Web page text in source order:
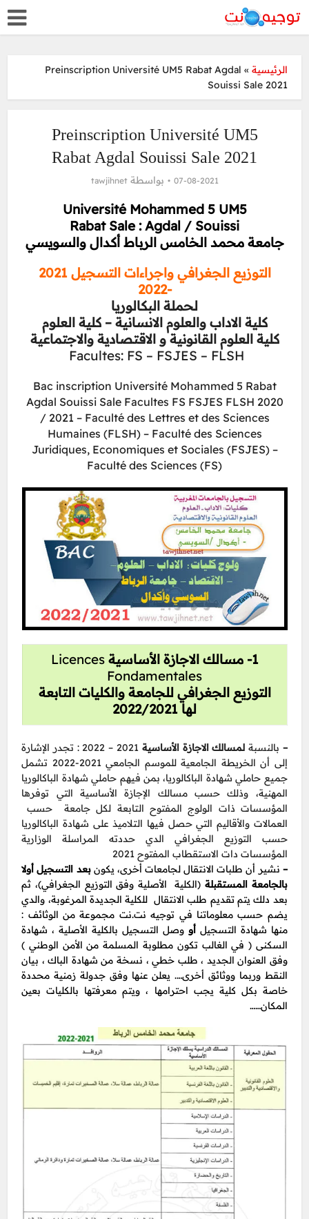
الرئيسية »
Preinscription Université UM5 Rabat Agdal
Souissi Sale 2021
Preinscription Université UM5
Rabat Agdal Souissi Sale 2021
07-08-2021 بواسطةtawjihnet
Université Mohammed 5 UM5
Rabat Sale : Agdal / Souissi
جامعة محمد الخامس الرباط أكدال والسويسي
التوزيع الجغرافي واجراءات التسجيل 2021
-2022
لحملة البكالوريا
كلية الاداب والعلوم الانسانية – كلية العلوم
كلية العلوم القانونية و الاقتصادية والاجتماعية
Facultes: FS – FSJES – FLSH
Bac inscription Université Mohammed 5 Rabat
Agdal Souissi Sale Facultes FS FSJES FLSH 2020
/ 2021 – Faculté des Lettres et des Sciences
Humaines (FLSH) – Faculté des Sciences
Juridiques, Economiques et Sociales (FSJES) –
Faculté des Sciences (FS)
1- مسالك الاجازة الأساسية
Licences
Fondamentales
التوزيع الجغرافي للجامعة والكليات التابعة
لها 2022/2021
– بالنسبة لمسالك الاجازة الأساسية
2021 – 2022 : تجدر الإشارة
إلى أن الخريطة الجامعية للموسم الجامعي 2021-2022 تشمل
جميع حاملي شهادة الباكالوريا، بمن فيهم حاملي شهادة الباكالوريا
المهنية، وذلك حسب مسالك الإجازة الأساسية التي توفرها
المؤسسات ذات الولوج المفتوح التابعة لكل جامعة حسب
العمالات والأقاليم التي حصل فيها التلاميذ على شهادة الباكالوريا
حسب التوزيع الجغرافي الدي حددته المراسلة الوزارية
المؤسسات دات الاستقطاب المفتوح 2021
– نشير أن طلبات الانتقال لجامعات أخرى، يكونبعد التسجيل أولا
بالجامعة المستقبلة(الكلية الأصلية وفق التوزيع الجغرافي)، ثم
بعد دلك يتم تقديم طلب الانتقال للكلية الجديدة المرغوبة، والدي
يضم حسب معلوماتنا في توجيه نت.نت مجموعة من الوثائف :
منها شهادة التسجيلأو وصل التسجيل بالكلية الأصلية ، شهادة
السكنى ( في الغالب تكون مطلوبة المسلمة من الأمن الوطني )
وفق العنوان الجديد ، طلب خطي ، نسخة من شهادة الباك ، بيان
النقط وربما ووثائق أخرى…. يعلن عنها وفق جدولة زمنية محددة
خاصة بكل كلية يجب احترامها ، ويتم معرفتها بالكليات بعين
المكان……